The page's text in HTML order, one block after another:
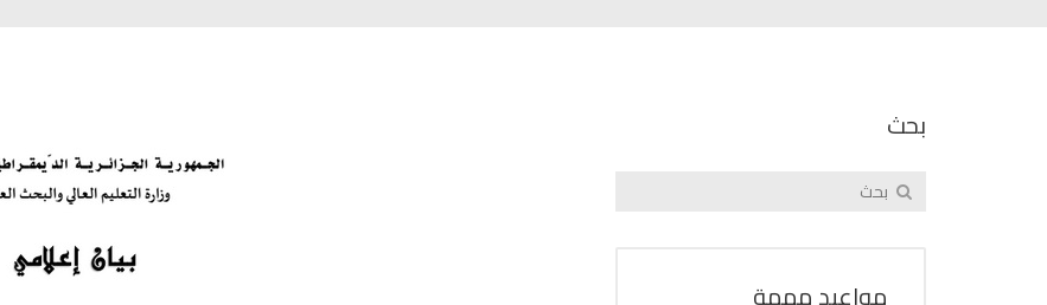
بحث
مواعيد مهمة